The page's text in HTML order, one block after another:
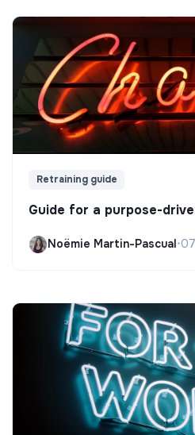
Retraining guide
Guide for a purpose-
Noëmie Martin-Pascual•